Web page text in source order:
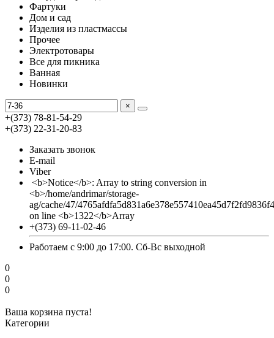
Фартуки
Дом и сад
Изделия из пластмассы
Прочее
Электротовары
Все для пикника
Ванная
Новинки
×
+(373) 78-81-54-29
+(373) 22-31-20-83
Заказать звонок
E-mail
Viber
<b>Notice</b>: Array to string conversion in
<b>/home/andrimar/storage-
ag/cache/47/
on line <b>1322</b>Array
+(373) 69-11-02-46
Работаем с 9:00 до 17:00. Сб-Вс выходной
0
0
0
Ваша корзина пуста!
Категории